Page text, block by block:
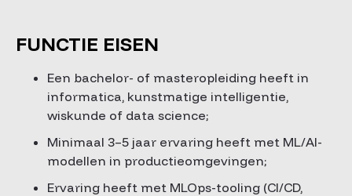
FUNCTIE EISEN
Een bachelor- of masteropleiding heeft in
informatica, kunstmatige intelligentie,
wiskunde of data science;
Minimaal 3–5 jaar ervaring heeft met ML/AI-
modellen in productieomgevingen;
Ervaring heeft met MLOps-tooling (CI/CD,